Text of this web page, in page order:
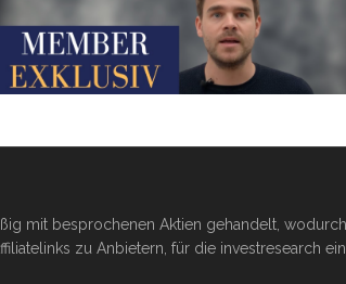
mit besprochenen Aktien gehandelt,
zu Anbietern, für die investresearch